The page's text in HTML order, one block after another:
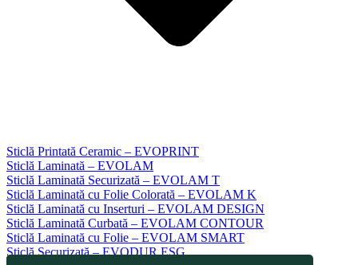
Sticlă Printată Ceramic – EVOPRINT
Sticlă Laminată – EVOLAM
Sticlă Laminată Securizată – EVOLAM T
Sticlă Laminată cu Folie Colorată – EVOLAM K
Sticlă Laminată cu Inserturi – EVOLAM DESIGN
Sticlă Laminată Curbată – EVOLAM CONTOUR
Sticlă Laminată cu Folie – EVOLAM SMART
Sticlă Securizată – EVODUR ESG